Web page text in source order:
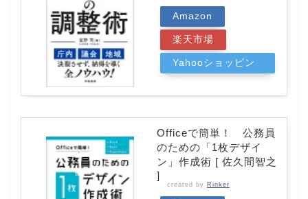
Amazon
楽天市場
Yahooショッピン
Officeで簡単！ 公務員
のための「1枚デザイ
ン」作成術 [ 佐久間智之
]
created by Rinker